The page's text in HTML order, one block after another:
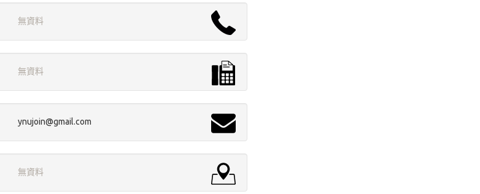
無資料
無資料
ynujoin@gmail.com
無資料